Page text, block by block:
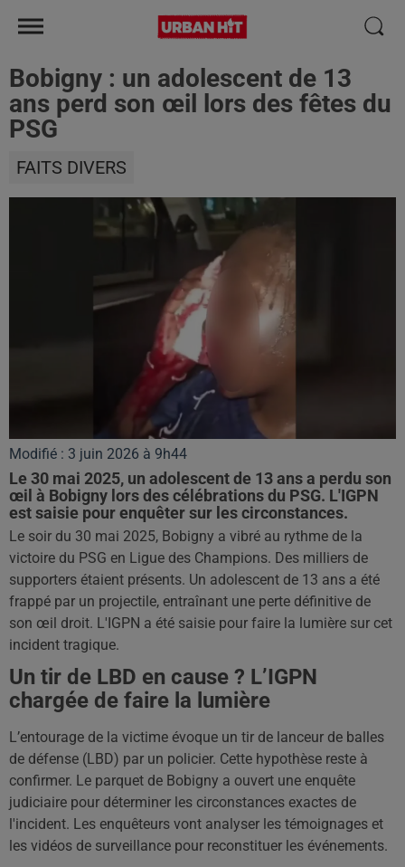
Bobigny : un adolescent de 13
ans perd son œil lors des fêtes du
PSG
FAITS DIVERS
Modifié : 3 juin 2026 à 9h44
Le 30 mai 2025, un adolescent de 13 ans a perdu son
œil à Bobigny lors des célébrations du PSG. L'IGPN
est saisie pour enquêter sur les circonstances.
Le soir du 30 mai 2025, Bobigny a vibré au rythme de la
victoire du PSG en Ligue des Champions. Des milliers de
supporters étaient présents. Un adolescent de 13 ans a été
frappé par un projectile, entraînant une perte définitive de
son œil droit. L'IGPN a été saisie pour faire la lumière sur cet
incident tragique.
Un tir de LBD en cause ? L’IGPN
chargée de faire la lumière
L’entourage de la victime évoque un tir de lanceur de balles
de défense (LBD) par un policier. Cette hypothèse reste à
confirmer. Le parquet de Bobigny a ouvert une enquête
judiciaire pour déterminer les circonstances exactes de
l'incident. Les enquêteurs vont analyser les témoignages et
les vidéos de surveillance pour reconstituer les événements.